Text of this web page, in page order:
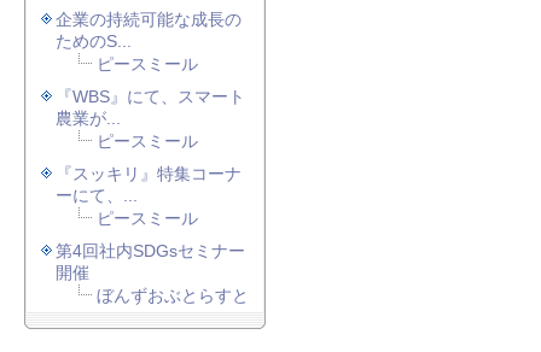
企業の持続可能な成長の
ためのS...
ピースミール
『WBS』にて、スマート
農業が...
ピースミール
『スッキリ』特集コーナ
ーにて、...
ピースミール
第4回社内SDGsセミナー
開催
ぼんずおぶとらすと